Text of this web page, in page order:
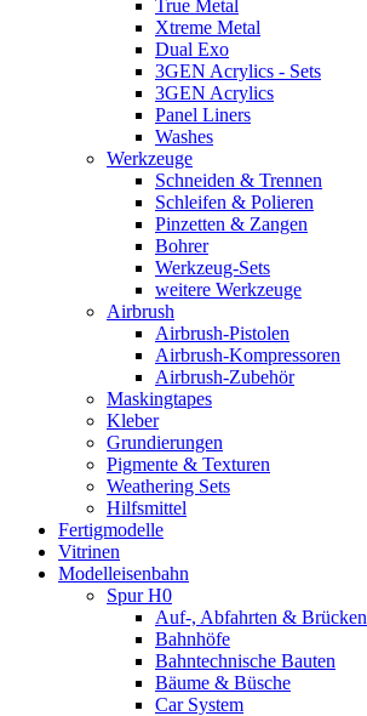
True Metal
Xtreme Metal
Dual Exo
3GEN Acrylics - Sets
3GEN Acrylics
Panel Liners
Washes
Werkzeuge
Schneiden & Trennen
Schleifen & Polieren
Pinzetten & Zangen
Bohrer
Werkzeug-Sets
weitere Werkzeuge
Airbrush
Airbrush-Pistolen
Airbrush-Kompressoren
Airbrush-Zubehör
Maskingtapes
Kleber
Grundierungen
Pigmente & Texturen
Weathering Sets
Hilfsmittel
Fertigmodelle
Vitrinen
Modelleisenbahn
Spur H0
Auf-, Abfahrten & Brücken
Bahnhöfe
Bahntechnische Bauten
Bäume & Büsche
Car System